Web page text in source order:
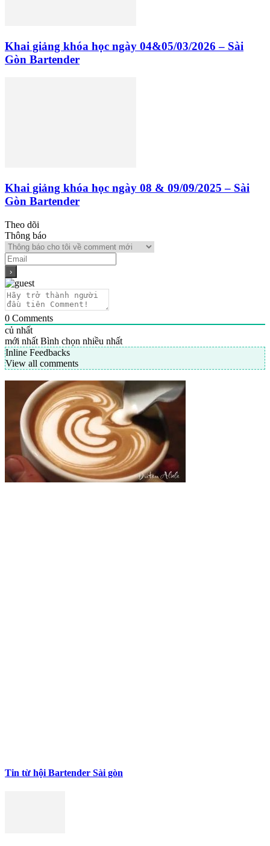
Khai giảng khóa học ngày 04&05/03/2026 – Sài
Gòn Bartender
Khai giảng khóa học ngày 08 & 09/09/2025 – Sài
Gòn Bartender
Theo dõi
Thông báo
0 Comments
củ nhất
mới nhất Bình chọn nhiều nhất
Inline Feedbacks
View all comments
Tin từ hội Bartender Sài gòn